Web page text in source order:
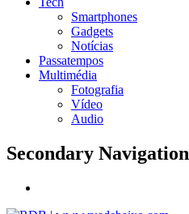
Smartphones
Gadgets
Notícias
Passatempos
Multimédia
Fotografia
Vídeo
Audio
Secondary Navigation